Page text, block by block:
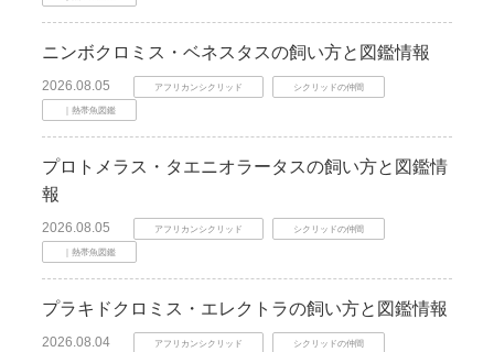
ニンボクロミス・ベネスタスの飼い方と図鑑情報
2026.08.05 アフリカンシクリッド シクリッドの仲間
｜熱帯魚図鑑
プロトメラス・タエニオラータスの飼い方と図鑑情
報
2026.08.05 アフリカンシクリッド シクリッドの仲間
｜熱帯魚図鑑
プラキドクロミス・エレクトラの飼い方と図鑑情報
2026.08.04 アフリカンシクリッド シクリッドの仲間